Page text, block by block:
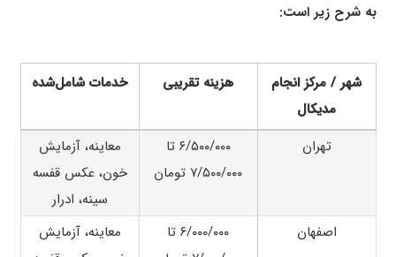
به شرح زیر است:
شهر / مرکز انجام
مدیکال
هزینه تقریبی خدمات شامل‌شده
تهران
۶/۵۰۰/۰۰۰ تا
۷/۵۰۰/۰۰۰ تومان
معاینه، آزمایش
خون، عکس قفسه
سینه، ادرار
اصفهان
۶/۰۰۰/۰۰۰ تا
معاینه، آزمایش